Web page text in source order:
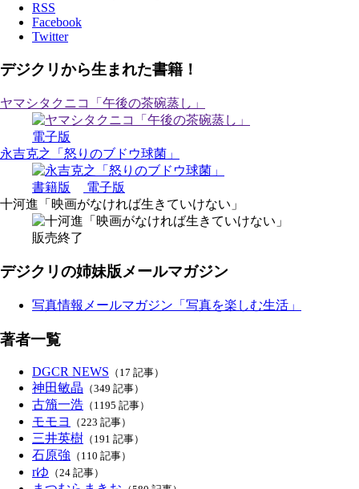
RSS
Facebook
Twitter
デジクリから生まれた書籍！
ヤマシタクニコ「午後の茶碗蒸し」
電子版
永吉克之「怒りのブドウ球菌」
書籍版
電子版
十河進「映画がなければ生きていけない」
販売終了
デジクリの姉妹版メールマガジン
写真情報メールマガジン「写真を楽しむ生活」
著者一覧
DGCR NEWS （17 記事）
神田敏晶 （349 記事）
古籏一浩 （1195 記事）
モモヨ （223 記事）
三井英樹 （191 記事）
石原強 （110 記事）
rゆ （24 記事）